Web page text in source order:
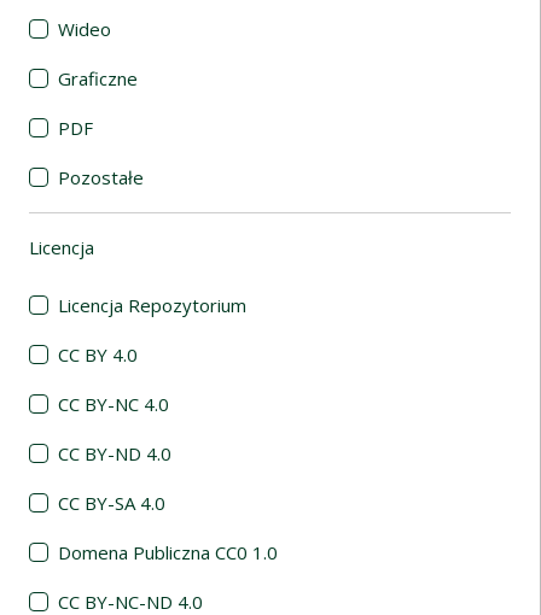
Wideo
Graficzne
PDF
Pozostałe
Licencja
Licencja Repozytorium
CC BY 4.0
CC BY-NC 4.0
CC BY-ND 4.0
CC BY-SA 4.0
Domena Publiczna CC0 1.0
CC BY-NC-ND 4.0